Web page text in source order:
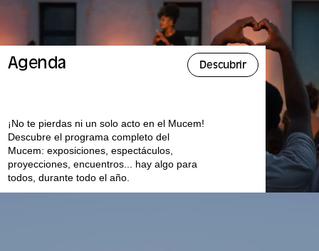
Agenda Descubrir
¡No te pierdas ni un solo acto en el Mucem!
Descubre el programa completo del
Mucem: exposiciones, espectáculos,
proyecciones, encuentros... hay algo para
todos, durante todo el año.